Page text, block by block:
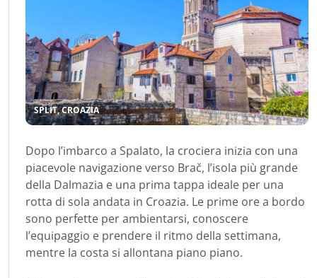
SPLIT, CROAZIA
Dopo l’imbarco a Spalato, la crociera inizia con una
piacevole navigazione verso Brač, l’isola più grande
della Dalmazia e una prima tappa ideale per una
rotta di sola andata in Croazia. Le prime ore a bordo
sono perfette per ambientarsi, conoscere
l’equipaggio e prendere il ritmo della settimana,
mentre la costa si allontana piano piano.